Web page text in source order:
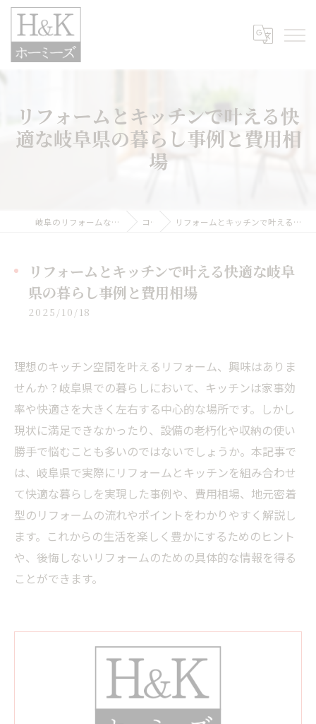
リフォームとキッチンで叶える快
適な岐阜県の暮らし事例と費用相
場
岐阜のリフォームなら株式会社H&Kホーミーズ コラム リフォームとキッチンで叶える快適な岐阜県の暮らし事例と費用相場
リフォームとキッチンで叶える快適な岐阜
県の暮らし事例と費用相場
2025/10/18
理想のキッチン空間を叶えるリフォーム、興味はありま
せんか？岐阜県での暮らしにおいて、キッチンは家事効
率や快適さを大きく左右する中心的な場所です。しかし
現状に満足できなかったり、設備の老朽化や収納の使い
勝手で悩むことも多いのではないでしょうか。本記事で
は、岐阜県で実際にリフォームとキッチンを組み合わせ
て快適な暮らしを実現した事例や、費用相場、地元密着
型のリフォームの流れやポイントをわかりやすく解説し
ます。これからの生活を楽しく豊かにするためのヒント
や、後悔しないリフォームのための具体的な情報を得る
ことができます。